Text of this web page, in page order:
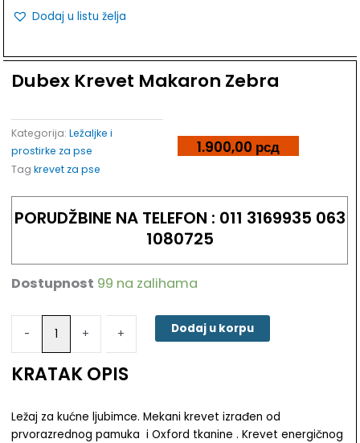
Dodaj u listu želja
Dubex Krevet Makaron Zebra
Kategorija: Ležaljke i
prostirke za pse
Tag krevet za pse
1.900,00 рсд
PORUDŽBINE NA TELEFON : 011 3169935 063
1080725
Dostupnost 99 na zalihama
-
-
Dubex
Makaron
Zebra
količina
+ + Dodaj u korpu
KRATAK OPIS
Ležaj za kućne ljubimce. Mekani krevet izrađen od
prvorazrednog pamuka i Oxford tkanine . Krevet energičnog